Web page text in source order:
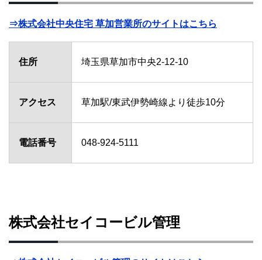
⇒株式会社中央住宅 草加営業所のサイトはこちら
住所 埼玉県草加市中央2-12-10
アクセス 草加駅/東武伊勢崎線より徒歩10分
電話番号 048-924-5111
株式会社セイコービル管理